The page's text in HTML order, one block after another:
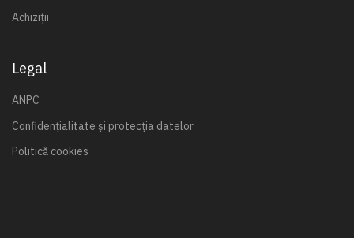
Achiziții
Legal
ANPC
Confidențialitate și protecția datelor
Politică cookies